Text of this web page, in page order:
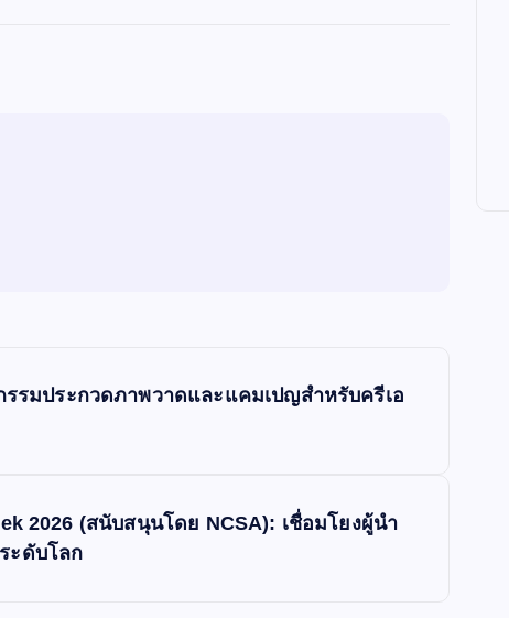
รมประกวดภาพวาดและแคมเปญสำหรับครีเอ
2026 (สนับสนุนโดย NCSA): เชื่อมโยงผู้นำ
ะดับโลก